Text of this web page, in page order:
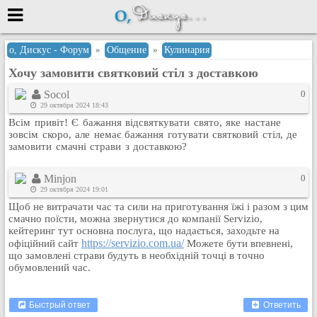
Меню
или войти через
Вход с 7ooo.ru
Регистрация
Забыли пароль?
Данные авторизации одинаковые с
сайтом 7ooo.ru
Форумы
Главная
Поиск
Новые сообщения
Игры
о, Дискус - Форум » Общение » Кулинария
Хочу замовити святковий стіл з доставкою
Socol
29 октября 2024 18:43
0
Всім привіт! Є бажання відсвяткувати свято, яке настане
зовсім скоро, але немає бажання готувати святковий стіл, де
замовити смачні страви з доставкою?
Minjon
29 октября 2024 19:01
0
Щоб не витрачати час та сили на приготування їжі і разом з цим
смачно поїсти, можна звернутися до компанії Servizio,
кейтеринг тут основна послуга, що надається, заходьте на
офіційний сайт https://servizio.com.ua/Можете бути впевнені,
що замовлені страви будуть в необхідній точці в точно
обумовлений час.
Быстрый ответ Ответить